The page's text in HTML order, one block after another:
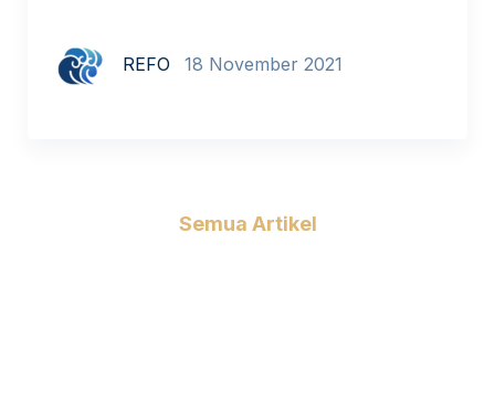
Mesuji Lampung I Made Agus Suputrayasa,
SMAN 2 Kuta Noval Abdillah, SDN 3
mulai dari absensi, administrasi sekolah, […]
REFO 18 November 2021
Semua Artikel